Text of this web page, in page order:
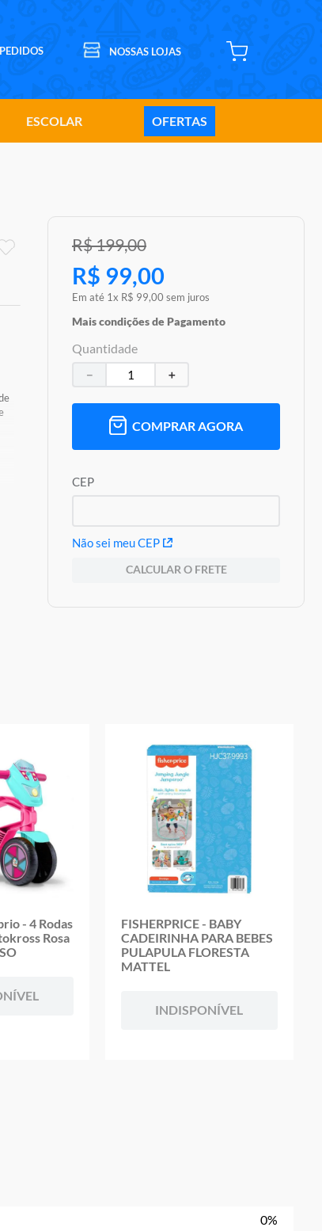
ESCOLAR OFERTAS
R$199,00
R$ 99,00
Em até 1x R$ 99,00 sem juros
Mais condições de Pagamento
Quantidade
＋
－
COMPRAR AGORA
CEP
Não sei meu CEP
CALCULAR O FRETE
- 4 Rodas
Rosa
FISHERPRICE - BABY
CADEIRINHA PARA BEBES
PULAPULA FLORESTA
MATTEL
INDISPONÍVEL
0%